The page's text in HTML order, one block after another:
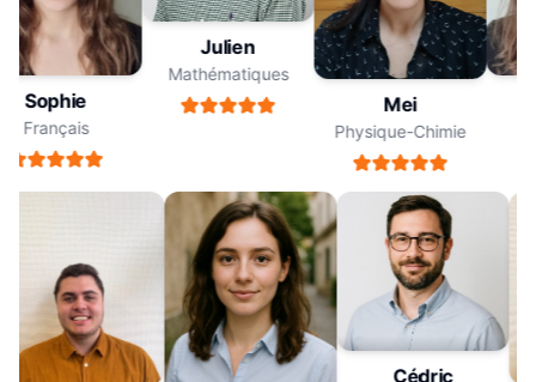
Sophie
Français
Julien
Mathématiques
Mei
Physique-Chimie
Cédric